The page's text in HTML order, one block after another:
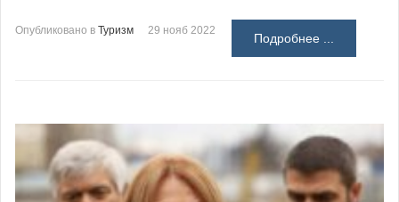
Опубликовано в Туризм 29 нояб 2022
Подробнее ...